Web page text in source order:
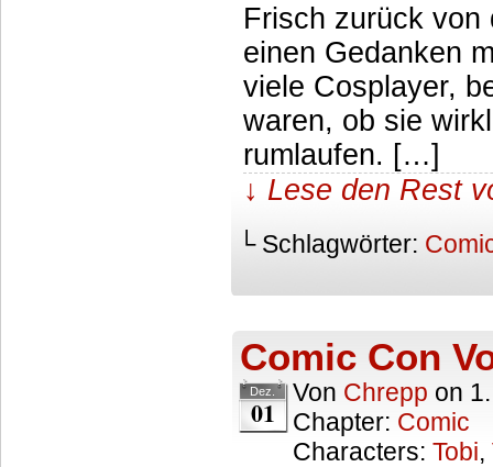
Frisch zurück von
einen Gedanken
viele Cosplayer,
waren, ob sie
rumlaufen. […]
↓ Lese den Rest
└ Schlagwörter:
Comic Con
Dez.
01
Von Chrepp on
Chapter: Comic
Characters: Tobi,